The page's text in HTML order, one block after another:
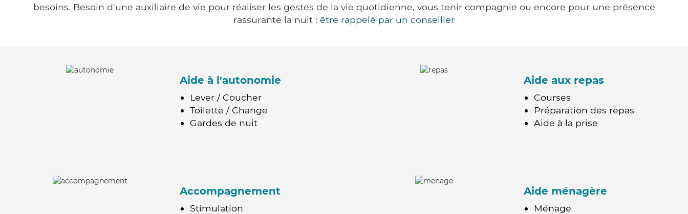
besoins. Besoin d'une auxiliaire de vie pour réaliser les gestes de la vie quotidienne, vous tenir compagnie ou encore pour une présence
rassurante la nuit : être rappelé par un conseiller
Aide à l'autonomie
Lever / Coucher
Toilette / Change
Gardes de nuit
Aide aux repas
Courses
Préparation des repas
Aide à la prise
Accompagnement
Stimulation
Aide ménagère
Ménage